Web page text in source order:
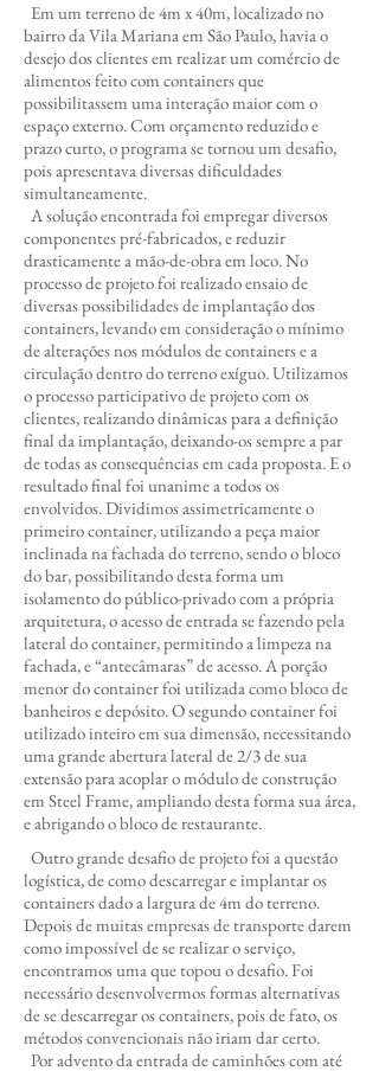
Em um terreno de 4m x 40m, localizado no
bairro da Vila Mariana em São Paulo, havia o
desejo dos clientes em realizar um comércio de
alimentos feito com containers que
possibilitassem uma interação maior com o
espaço externo. Com orçamento reduzido e
prazo curto, o programa se tornou um desafio,
pois apresentava diversas dificuldades
simultaneamente.
A solução encontrada foi empregar diversos
componentes pré-fabricados, e reduzir
drasticamente a mão-de-obra em loco. No
processo de projeto foi realizado ensaio de
diversas possibilidades de implantação dos
containers, levando em consideração o mínimo
de alterações nos módulos de containers e a
circulação dentro do terreno exíguo. Utilizamos
o processo participativo de projeto com os
clientes, realizando dinâmicas para a definição
final da implantação, deixando-os sempre a par
de todas as consequências em cada proposta. E o
resultado final foi unanime a todos os
envolvidos. Dividimos assimetricamente o
primeiro container, utilizando a peça maior
inclinada na fachada do terreno, sendo o bloco
do bar, possibilitando desta forma um
isolamento do público-privado com a própria
arquitetura, o acesso de entrada se fazendo pela
lateral do container, permitindo a limpeza na
fachada, e “antecâmaras” de acesso. A porção
menor do container foi utilizada como bloco de
banheiros e depósito. O segundo container foi
utilizado inteiro em sua dimensão, necessitando
uma grande abertura lateral de 2/3 de sua
extensão para acoplar o módulo de construção
em Steel Frame, ampliando desta forma sua área,
e abrigando o bloco de restaurante.
Outro grande desafio de projeto foi a questão
logística, de como descarregar e implantar os
containers dado a largura de 4m do terreno.
Depois de muitas empresas de transporte darem
como impossível de se realizar o serviço,
encontramos uma que topou o desafio. Foi
necessário desenvolvermos formas alternativas
de se descarregar os containers, pois de fato, os
métodos convencionais não iriam dar certo.
Por advento da entrada de caminhões com até